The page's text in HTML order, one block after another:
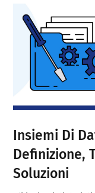
Insiemi Di
Definizione,
Soluzioni